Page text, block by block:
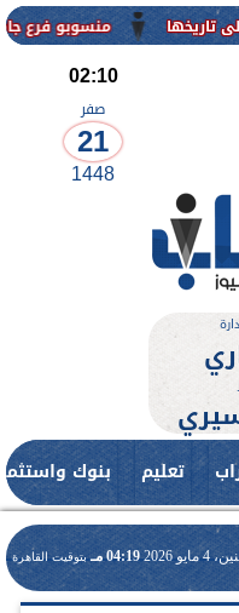
فرع جامعة الأزهر للوجه
02:10
صفر
21
1448
تعليم بنوك
4 مايو 2026 04:19 مـ بتوقيت القاهرة